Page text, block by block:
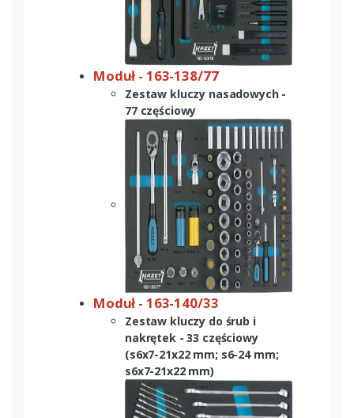
Moduł - 163-138/77
Zestaw kluczy nasadowych -
77 częściowy
Moduł - 163-140/33
Zestaw kluczy do śrub i
nakrętek - 33 częściowy
(s6x7-21x22 mm; s6-24 mm;
s6x7-21x22 mm)